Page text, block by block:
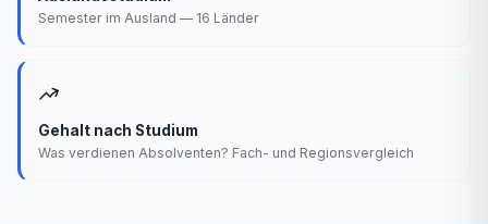
Semester im Ausland — 16 Länder
Gehalt nach Studium
Was verdienen Absolventen? Fach- und Regionsvergleich